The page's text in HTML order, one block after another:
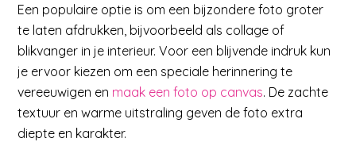
Een populaire optie is om een bijzondere foto groter
te laten afdrukken, bijvoorbeeld als collage of
blikvanger in je interieur. Voor een blijvende indruk kun
je ervoor kiezen om een speciale herinnering te
vereeuwigen en maak een foto op canvas. De zachte
textuur en warme uitstraling geven de foto extra
diepte en karakter.